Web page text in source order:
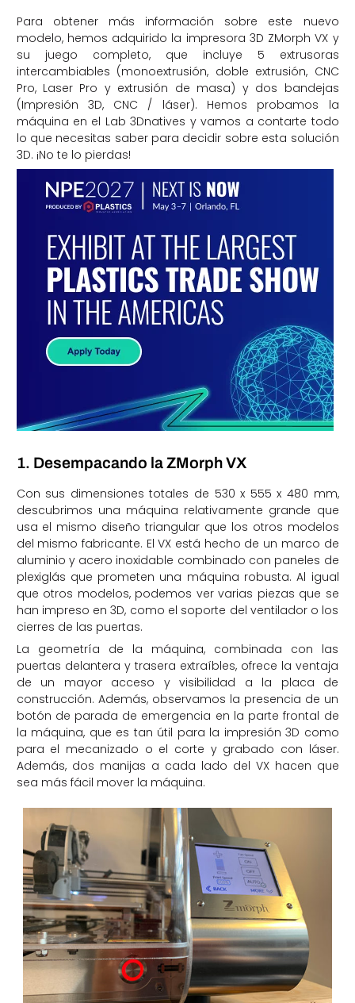
Para obtener más información sobre este nuevo
modelo, hemos adquirido la impresora 3D ZMorph VX y
su juego completo, que incluye 5 extrusoras
intercambiables (monoextrusión, doble extrusión, CNC
Pro, Laser Pro y extrusión de masa) y dos bandejas
(Impresión 3D, CNC / láser). Hemos probamos la
máquina en el Lab 3Dnatives y vamos a contarte todo
lo que necesitas saber para decidir sobre esta solución
3D. ¡No te lo pierdas!
1. Desempacando la ZMorph VX
Con sus dimensiones totales de 530 x 555 x 480 mm,
descubrimos una máquina relativamente grande que
usa el mismo diseño triangular que los otros modelos
del mismo fabricante. El VX está hecho de un marco de
aluminio y acero inoxidable combinado con paneles de
plexiglás que prometen una máquina robusta. Al igual
que otros modelos, podemos ver varias piezas que se
han impreso en 3D, como el soporte del ventilador o los
cierres de las puertas.
La geometría de la máquina, combinada con las
puertas delantera y trasera extraíbles, ofrece la ventaja
de un mayor acceso y visibilidad a la placa de
construcción. Además, observamos la presencia de un
botón de parada de emergencia en la parte frontal de
la máquina, que es tan útil para la impresión 3D como
para el mecanizado o el corte y grabado con láser.
Además, dos manijas a cada lado del VX hacen que
sea más fácil mover la máquina.